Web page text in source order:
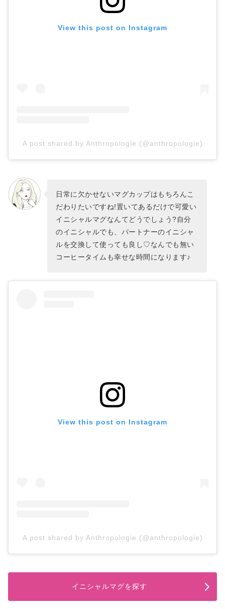
View this post on Instagram
A post shared by Anthropologie (@anthropologie)
日常に欠かせないマグカップはもちろんこ
だわりたいですね!置いてあるだけで可愛い
イニシャルマグなんてどうでしょう?自分
のイニシャルでも、パートナーのイニシャ
ルを交換して使っても良し♡なんでも無い
コーヒータイムも幸せな時間になります♪
View this post on Instagram
A post shared by Anthropologie (@anthropologie)
イニシャルマグを探す